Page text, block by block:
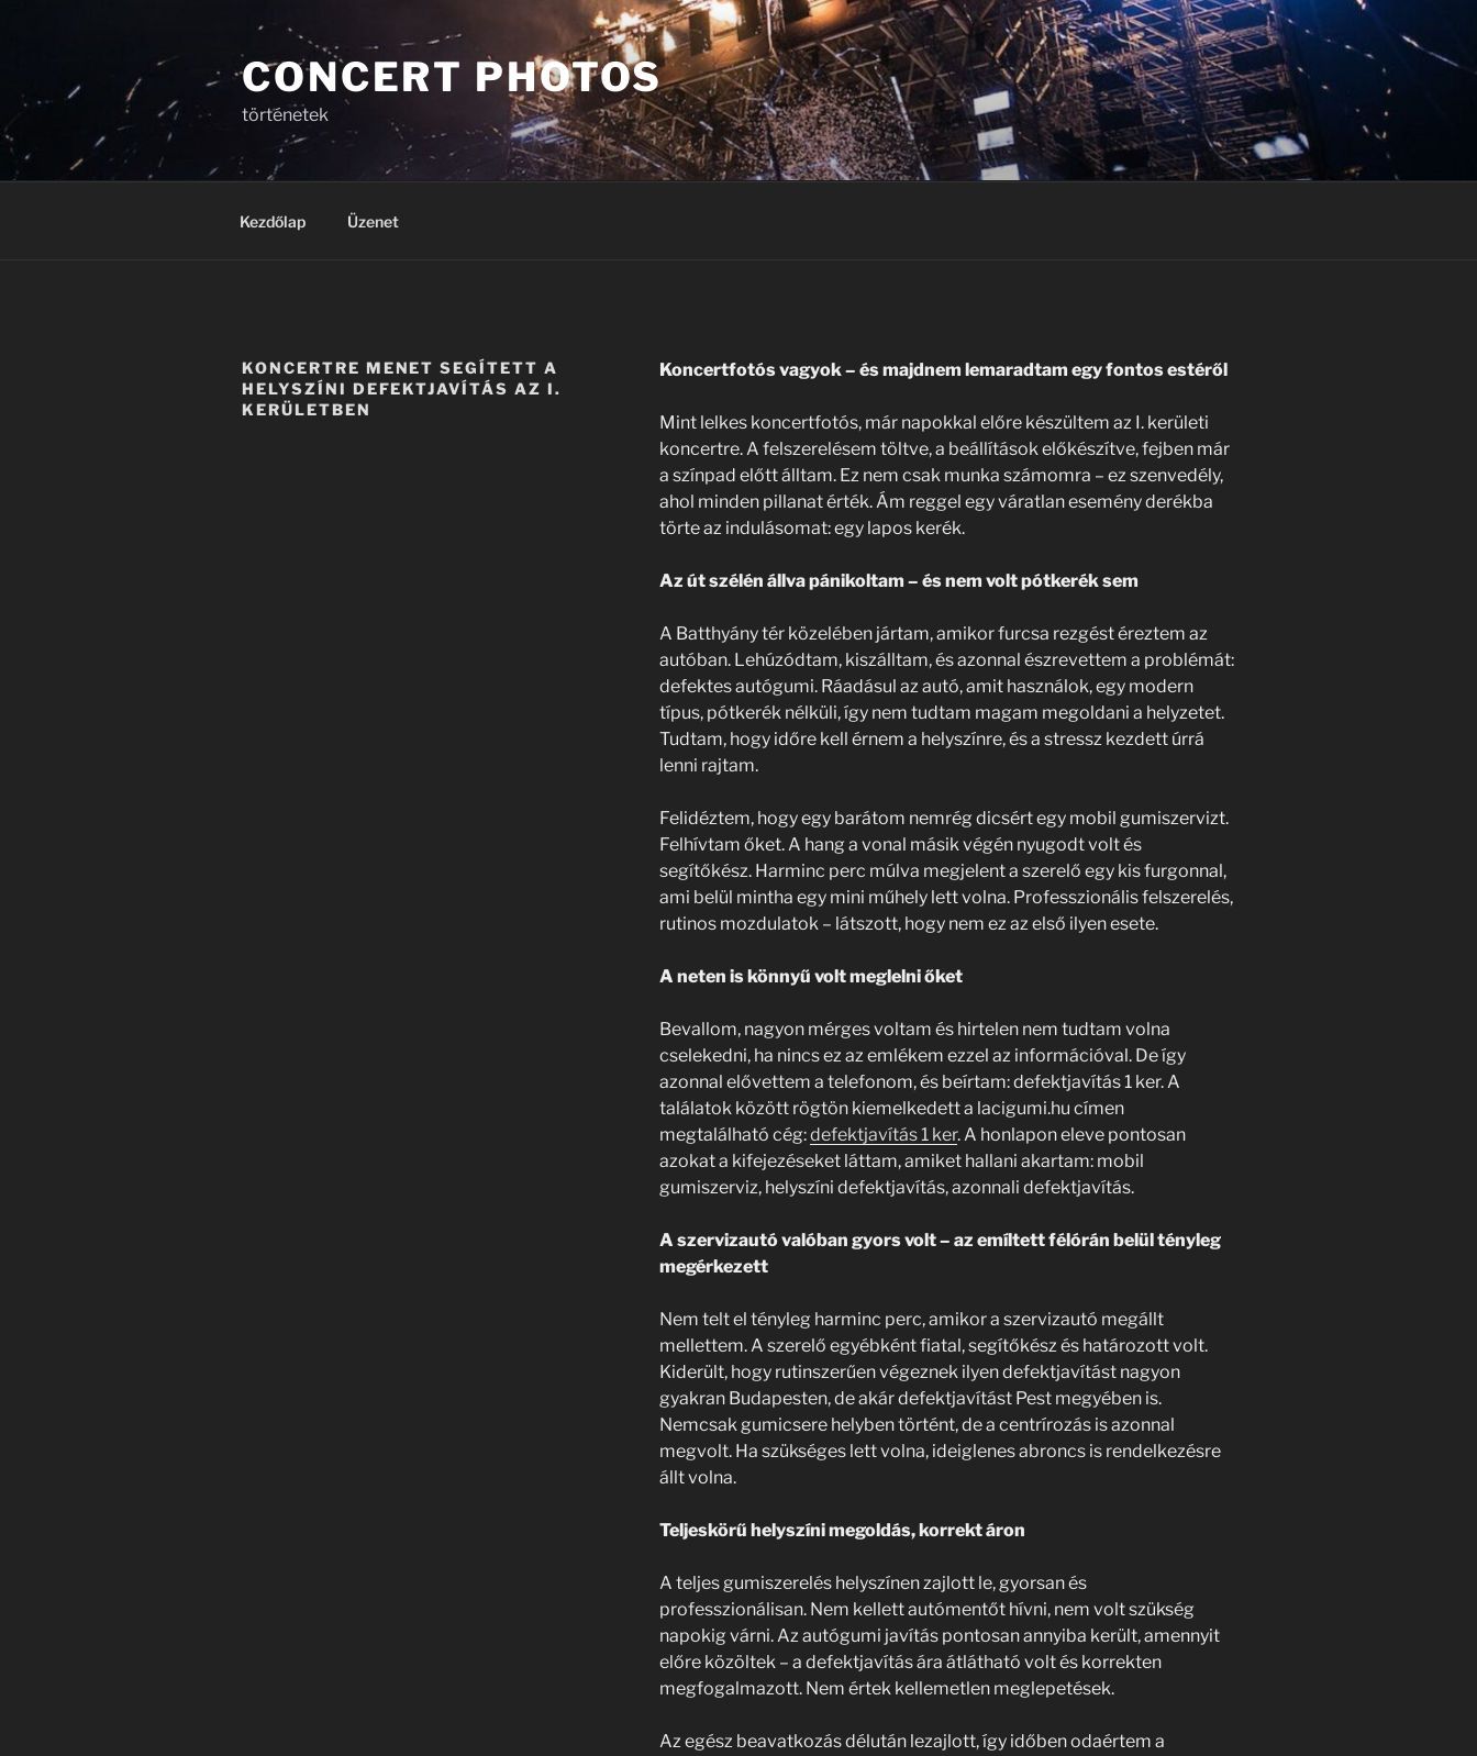
CONCERT PHOTOS
történetek
Kezdőlap Üzenet
KONCERTRE MENET SEGÍTETT A
HELYSZÍNI DEFEKTJAVÍTÁS AZ I.
KERÜLETBEN
Koncertfotós vagyok – és majdnem lemaradtam egy fontos estéről
Mint lelkes koncertfotós, már napokkal előre készültem az I. kerületi
koncertre. A felszerelésem töltve, a beállítások előkészítve, fejben már
a színpad előtt álltam. Ez nem csak munka számomra – ez szenvedély,
ahol minden pillanat érték. Ám reggel egy váratlan esemény derékba
törte az indulásomat: egy lapos kerék.
Az út szélén állva pánikoltam – és nem volt pótkerék sem
A Batthyány tér közelében jártam, amikor furcsa rezgést éreztem az
autóban. Lehúzódtam, kiszálltam, és azonnal észrevettem a problémát:
defektes autógumi. Ráadásul az autó, amit használok, egy modern
típus, pótkerék nélküli, így nem tudtam magam megoldani a helyzetet.
Tudtam, hogy időre kell érnem a helyszínre, és a stressz kezdett úrrá
lenni rajtam.
Felidéztem, hogy egy barátom nemrég dicsért egy mobil gumiszervizt.
Felhívtam őket. A hang a vonal másik végén nyugodt volt és
segítőkész. Harminc perc múlva megjelent a szerelő egy kis furgonnal,
ami belül mintha egy mini műhely lett volna. Professzionális felszerelés,
rutinos mozdulatok – látszott, hogy nem ez az első ilyen esete.
A neten is könnyű volt meglelni őket
Bevallom, nagyon mérges voltam és hirtelen nem tudtam volna
cselekedni, ha nincs ez az emlékem ezzel az információval. De így
azonnal elővettem a telefonom, és beírtam: defektjavítás 1 ker. A
találatok között rögtön kiemelkedett a lacigumi.hu címen
megtalálható cég:defektjavítás 1 ker. A honlapon eleve pontosan
azokat a kifejezéseket láttam, amiket hallani akartam: mobil
gumiszerviz, helyszíni defektjavítás, azonnali defektjavítás.
A szervizautó valóban gyors volt – az emíltett félórán belül tényleg
megérkezett
Nem telt el tényleg harminc perc, amikor a szervizautó megállt
mellettem. A szerelő egyébként fiatal, segítőkész és határozott volt.
Kiderült, hogy rutinszerűen végeznek ilyen defektjavítást nagyon
gyakran Budapesten, de akár defektjavítást Pest megyében is.
Nemcsak gumicsere helyben történt, de a centrírozás is azonnal
megvolt. Ha szükséges lett volna, ideiglenes abroncs is rendelkezésre
állt volna.
Teljeskörű helyszíni megoldás, korrekt áron
A teljes gumiszerelés helyszínen zajlott le, gyorsan és
professzionálisan. Nem kellett autómentőt hívni, nem volt szükség
napokig várni. Az autógumi javítás pontosan annyiba került, amennyit
előre közöltek – a defektjavítás ára átlátható volt és korrekten
megfogalmazott. Nem értek kellemetlen meglepetések.
Az egész beavatkozás délután lezajlott, így időben odaértem a